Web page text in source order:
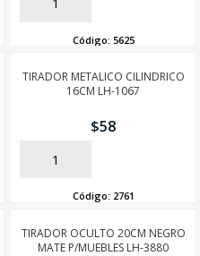
AÑADIR
Código: 5625
TIRADOR METALICO CILINDRICO
16CM LH-1067
$58
AÑADIR
Código: 2761
TIRADOR OCULTO 20CM NEGRO
MATE P/MUEBLES LH-3880